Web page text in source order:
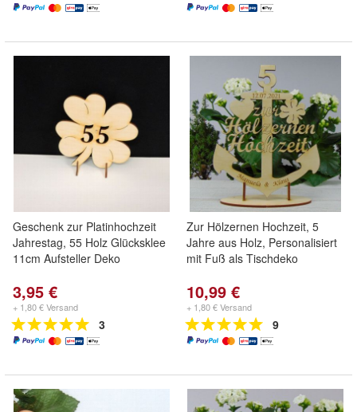
Geschenk zur Platinhochzeit
Jahrestag, 55 Holz Glücksklee
11cm Aufsteller Deko
3,95 €
+ 1,80 € Versand
3
Zur Hölzernen Hochzeit, 5
Jahre aus Holz, Personalisiert
mit Fuß als Tischdeko
10,99 €
+ 1,80 € Versand
9